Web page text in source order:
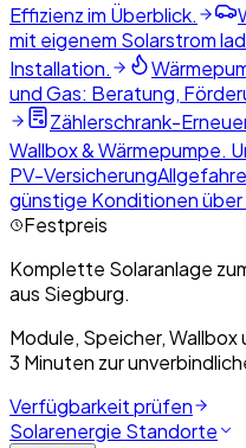
Effizienz im Überblick.
mit eigenem Solarstrom
Installation.
und Gas: Beratung,
Zählerschrank-
Wallbox & Wärmepumpe.
PV-Versicherung
günstige Konditionen
Festpreis
Komplette Solaranlage
aus Siegburg.
Module, Speicher,
3 Minuten zur
Verfügbarkeit prüfen
Solarenergie Standorte